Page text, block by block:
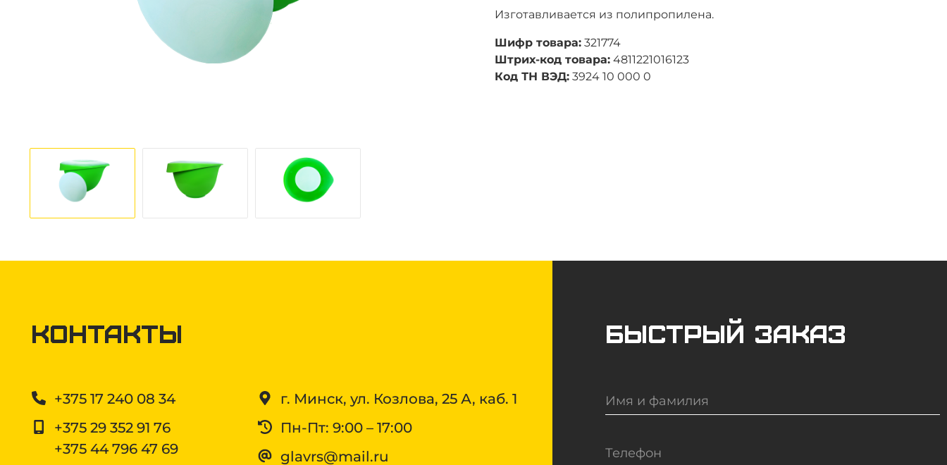
Изготавливается из полипропилена.
Шифр товара: 321774
Штрих-код товара: 4811221016123
Код ТН ВЭД: 3924 10 000 0
Контакты
+375 17 240 08 34
+375 29 352 91 76
+375 44 796 47 69
г. Минск, ул. Козлова, 25 А, каб. 1
Пн-Пт: 9:00 – 17:00
glavrs@mail.ru
Быстрый заказ